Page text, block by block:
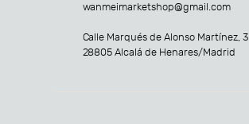
wanmeimarketshop@gmail.com
Calle Marqués de Alonso Martínez, 3
28805 Alcalá de Henares/Madrid